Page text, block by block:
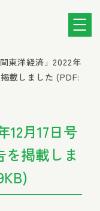
間東洋経済」2022年
載しました (PDF:
12月17日号
を掲載しま